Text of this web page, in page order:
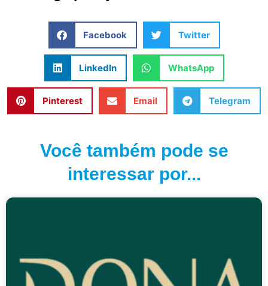
Facebook Twitter
LinkedIn WhatsApp
Pinterest Email Telegram
Você também pode se
interessar por...